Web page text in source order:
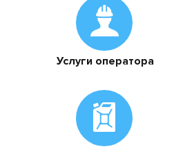
Услуги оператора